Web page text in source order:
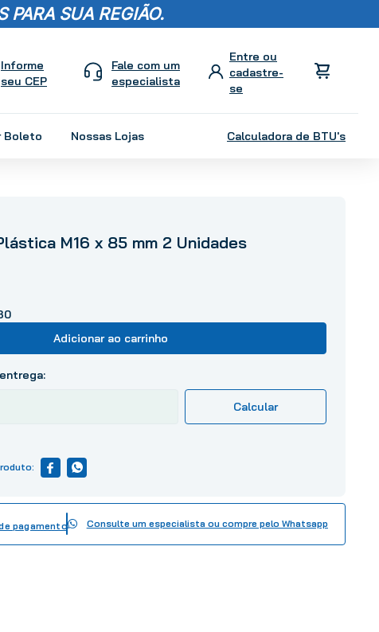
PARA SUA REGIÃO.
Informe
seu CEP
Fale com um
especialista
Boleto Nossas Lojas Calculadora de BTU's
M16 x 85 mm 2 Unidades
Adicionar ao carrinho
pagamento Consulte um especialista ou compre pelo Whatsapp